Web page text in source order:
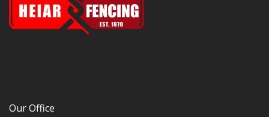
Our Office